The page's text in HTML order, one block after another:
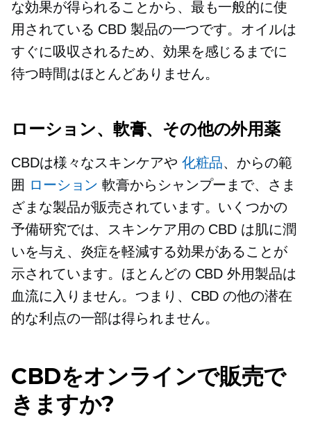
な効果が得られることから、最も一般的に使
用されている CBD 製品の一つです。オイルは
すぐに吸収されるため、効果を感じるまでに
待つ時間はほとんどありません。
ローション、軟膏、その他の外用薬
CBDは様々なスキンケアや 化粧品、からの範
囲 ローション 軟膏からシャンプーまで、さま
ざまな製品が販売されています。いくつかの
予備研究では、スキンケア用の CBD は肌に潤
いを与え、炎症を軽減する効果があることが
示されています。ほとんどの CBD 外用製品は
血流に入りません。つまり、CBD の他の潜在
的な利点の一部は得られません。
CBDをオンラインで販売で
きますか?